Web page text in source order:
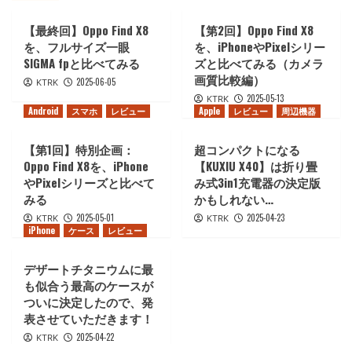
【最終回】Oppo Find X8
を、フルサイズ一眼
SIGMA fpと比べてみる
KTRK 2025-06-05
【第2回】Oppo Find X8
を、iPhoneやPixelシリー
ズと比べてみる（カメラ
画質比較編）
KTRK
2025-05-13
Android
スマホ レビュー
【第1回】特別企画：
Oppo Find X8を、iPhone
やPixelシリーズと比べて
みる
KTRK 2025-05-01
Apple レビュー 周辺機器
超コンパクトになる
【KUXIU X40】は折り畳
み式3in1充電器の決定版
かもしれない…
KTRK
2025-04-23
iPhone
ケース レビュー
デザートチタニウムに最
も似合う最高のケースが
ついに決定したので、発
表させていただきます！
KTRK 2025-04-22